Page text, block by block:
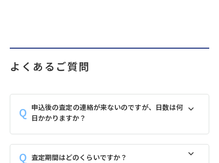
よくあるご質問
申込後の査定の連絡が来ないのですが、日数は何
日かかりますか？
査定期間はどのくらいですか？